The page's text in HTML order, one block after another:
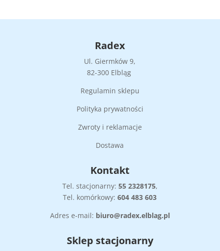
Radex
Ul. Giermków 9,
82-300 Elbląg
Regulamin sklepu
Polityka prywatności
Zwroty i reklamacje
Dostawa
Kontakt
Tel. stacjonarny: 55 2328175,
Tel. komórkowy:604 483 603
Adres e-mail: biuro@radex.elblag.pl
Sklep stacjonarny